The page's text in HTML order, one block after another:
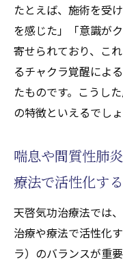
たとえば、施術を受
を感じた」「意識が
寄せられており、こ
るチャクラ覚醒によ
たものです。こうし
の特徴といえるでしょ
喘息や間質性肺
療法で活性化す
天啓気功治療法では
治療や療法で活性化
ラ）のバランスが重